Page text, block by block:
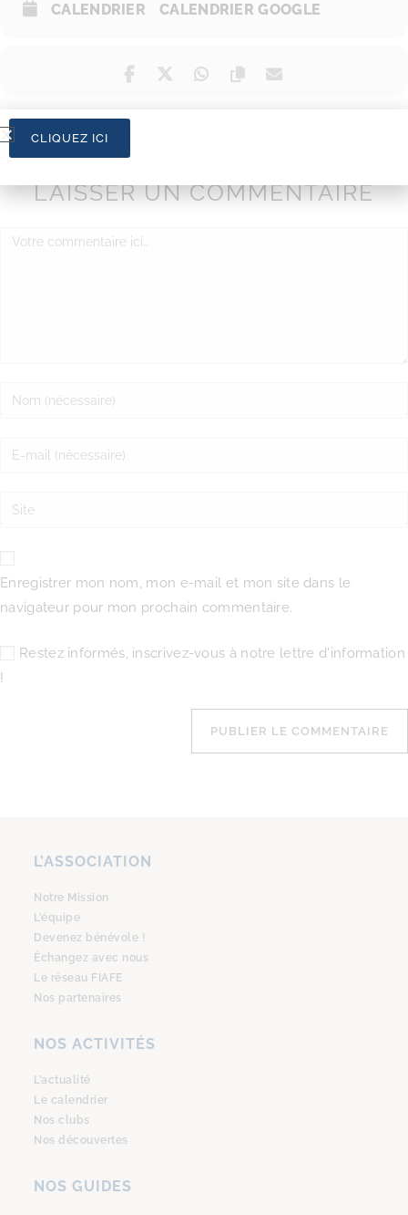
CALENDRIER CALENDRIER GOOGLE
LAISSER UN COMMENTAIRE
Enregistrer mon nom, mon e-mail et mon site dans le
navigateur pour mon prochain commentaire.
Restez informés, inscrivez-vous à notre lettre d'information
!
L’ASSOCIATION
Notre Mission
L’équipe
Devenez bénévole !
Échangez avec nous
Le réseau FIAFE
Nos partenaires
NOS ACTIVITÉS
L’actualité
Le calendrier
Nos clubs
Nos découvertes
NOS GUIDES
CLIQUEZ ICI